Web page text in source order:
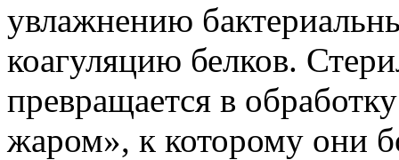
увлажнению
коагуляцию белков.
превращается в
жаром», к которому они